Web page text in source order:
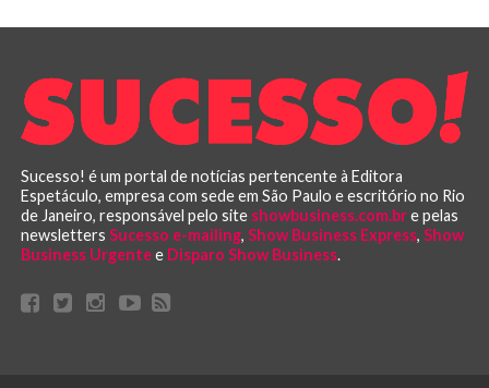
Sucesso! é um portal de notícias pertencente à Editora
Espetáculo, empresa com sede em São Paulo e escritório no Rio
de Janeiro, responsável pelo site showbusiness.com.bre pelas
newsletters Sucesso e-mailing, Show Business Express, Show
Business Urgentee Disparo Show Business.